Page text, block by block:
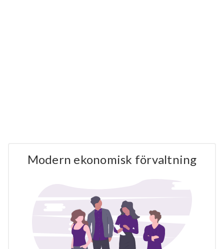
Modern ekonomisk förvaltning